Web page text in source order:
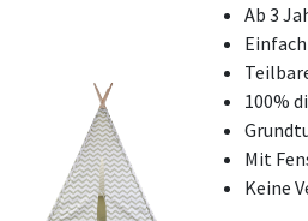
Ab 3
100%
Mit
Keine